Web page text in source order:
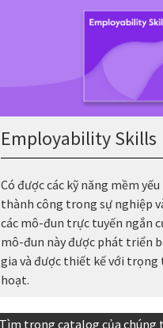
Employability Skills
Có được các kỹ năng mềm
thành công trong sự nghiệp
các mô-đun trực tuyến ngắn
mô-đun này được phát triển
gia và được thiết kế với
hoạt.
trong catalog của chúng